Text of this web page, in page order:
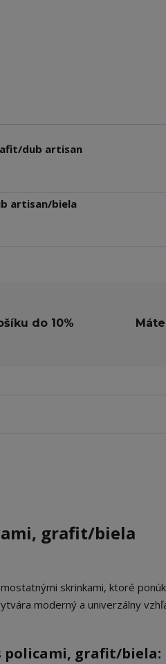
dub artisan
artisan/biela
do 10%
grafit/biela
skrinkami, ktoré
moderný a univerzálny
policami, grafit/biela: